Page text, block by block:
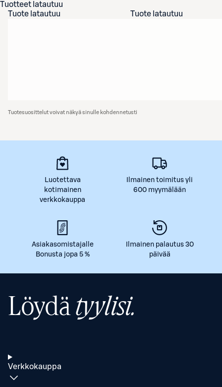
Tuotteet latautuu
Tuote latautuu
Tuote latautuu
Tuotesuosittelut voivat näkyä sinulle kohdennetusti
Luotettava
kotimainen
verkkokauppa
Ilmainen toimitus yli
600 myymälään
Asiakasomistajalle
Bonusta jopa 5 %
Ilmainen palautus 30
päivää
Löydätyylisi.
Verkkokauppa